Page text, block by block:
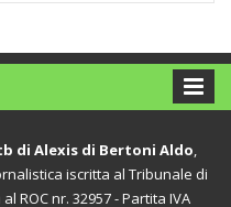
di Alexis di Bertoni Aldo
iscritta al Tribunale di
ROC nr. 32957 - Partita IVA